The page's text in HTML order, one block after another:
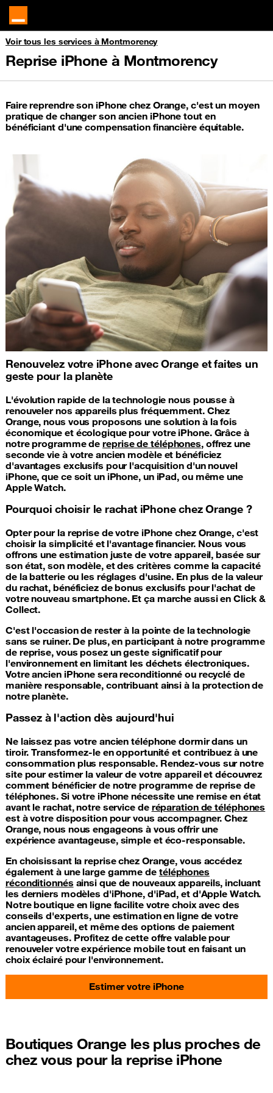
Voir tous les services à Montmorency
Reprise iPhone à Montmorency
Faire reprendre son iPhone chez Orange, c'est un moyen
pratique de changer son ancien iPhone tout en
bénéficiant d'une compensation financière équitable.
Renouvelez votre iPhone avec Orange et faites un
geste pour la planète
L'évolution rapide de la technologie nous pousse à
renouveler nos appareils plus fréquemment. Chez
Orange, nous vous proposons une solution à la fois
économique et écologique pour votre iPhone. Grâce à
notre programme dereprise de téléphones, offrez une
seconde vie à votre ancien modèle et bénéficiez
d'avantages exclusifs pour l'acquisition d'un nouvel
iPhone, que ce soit un iPhone, un iPad, ou même une
Apple Watch.
Pourquoi choisir le rachat iPhone chez Orange ?
Opter pour la reprise de votre iPhone chez Orange, c'est
choisir la simplicité et l'avantage financier. Nous vous
offrons une estimation juste de votre appareil, basée sur
son état, son modèle, et des critères comme la capacité
de la batterie ou les réglages d'usine. En plus de la valeur
du rachat, bénéficiez de bonus exclusifs pour l'achat de
votre nouveau smartphone. Et ça marche aussi en Click &
Collect.
C'est l'occasion de rester à la pointe de la technologie
sans se ruiner. De plus, en participant à notre programme
de reprise, vous posez un geste significatif pour
l'environnement en limitant les déchets électroniques.
Votre ancien iPhone sera reconditionné ou recyclé de
manière responsable, contribuant ainsi à la protection de
notre planète.
Passez à l'action dès aujourd'hui
Ne laissez pas votre ancien téléphone dormir dans un
tiroir. Transformez-le en opportunité et contribuez à une
consommation plus responsable. Rendez-vous sur notre
site pour estimer la valeur de votre appareil et découvrez
comment bénéficier de notre programme de reprise de
téléphones. Si votre iPhone nécessite une remise en état
avant le rachat, notre service de réparation de téléphones
est à votre disposition pour vous accompagner. Chez
Orange, nous nous engageons à vous offrir une
expérience avantageuse, simple et éco-responsable.
En choisissant la reprise chez Orange, vous accédez
également à une large gamme de téléphones
réconditionnés ainsi que de nouveaux appareils, incluant
les derniers modèles d'iPhone, d'iPad, et d'Apple Watch.
Notre boutique en ligne facilite votre choix avec des
conseils d'experts, une estimation en ligne de votre
ancien appareil, et même des options de paiement
avantageuses. Profitez de cette offre valable pour
renouveler votre expérience mobile tout en faisant un
choix éclairé pour l'environnement.
Estimer votre iPhone
Boutiques Orange les plus proches de
chez vous pour la reprise iPhone